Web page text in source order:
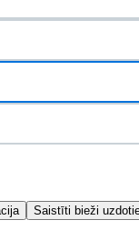
Saistīti bieži